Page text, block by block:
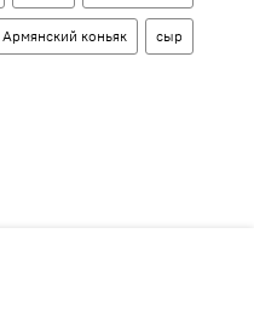
Армянский коньяк сыр